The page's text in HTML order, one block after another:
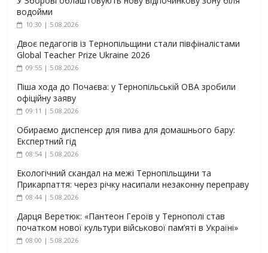
водойми
10:30 | 5.08.2026
Двоє педагогів із Тернопільщини стали півфіналістами
Global Teacher Prize Ukraine 2026
09:55 | 5.08.2026
Піша хода до Почаєва: у Тернопільській ОВА зробили
офіційну заяву
09:11 | 5.08.2026
Обираємо диспенсер для пива для домашнього бару:
Експертний гід
08:54 | 5.08.2026
Екологічний скандал на межі Тернопільщини та
Прикарпаття: через річку насипали незаконну переправу
08:44 | 5.08.2026
Дарця Веретюк: «Пантеон Героїв у Тернополі став
початком нової культури військової пам’яті в Україні»
08:00 | 5.08.2026